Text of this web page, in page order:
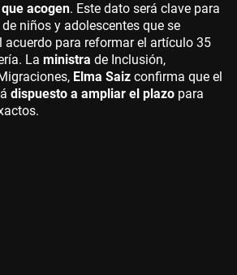
acogen. Este dato será clave para
niños y adolescentes que se
para reformar el artículo 35
La ministra de Inclusión,
Elma Saiz confirma que el
dispuesto a ampliar el plazo para